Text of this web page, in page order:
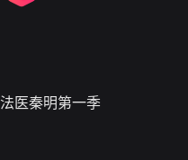
法医秦明第一季